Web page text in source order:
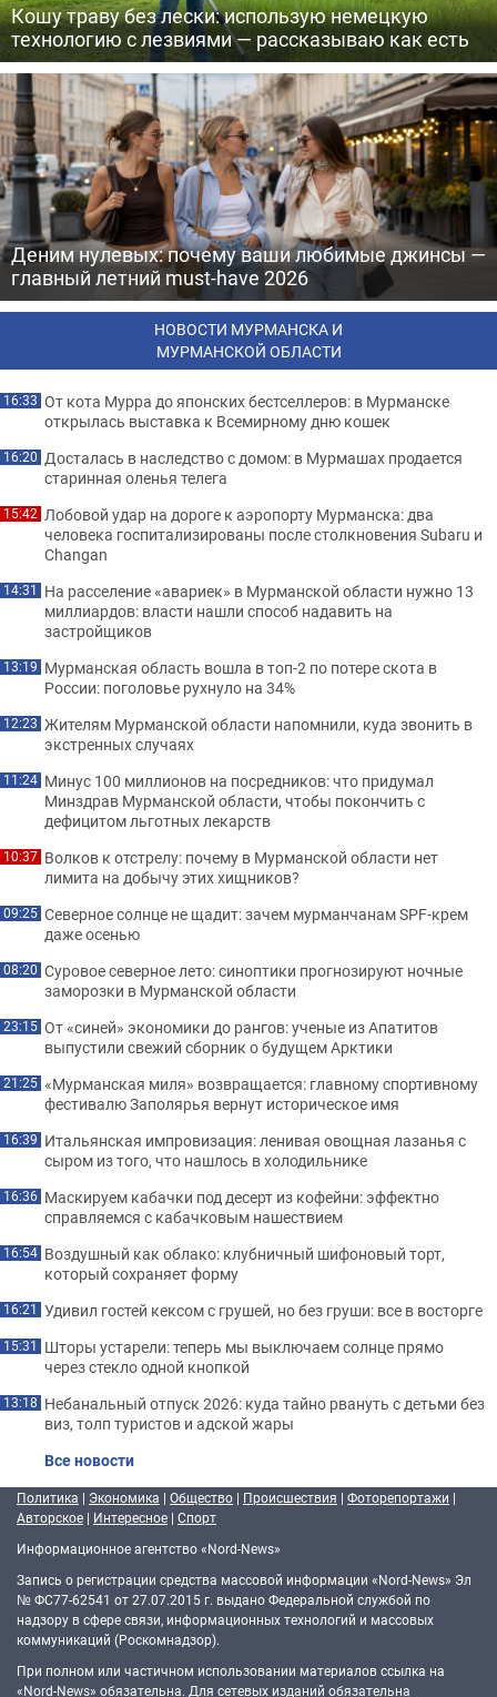
Кошу траву без лески: использую немецкую
технологию с лезвиями — рассказываю как есть
Деним нулевых: почему ваши любимые джинсы —
главный летний must-have 2026
НОВОСТИ МУРМАНСКА И
МУРМАНСКОЙ ОБЛАСТИ
16:33 От кота Мурра до японских бестселлеров: в Мурманске
открылась выставка к Всемирному дню кошек
16:20 Досталась в наследство с домом: в Мурмашах продается
старинная оленья телега
15:42 Лобовой удар на дороге к аэропорту Мурманска: два
человека госпитализированы после столкновения Subaru и
Changan
14:31 На расселение «авариек» в Мурманской области нужно 13
миллиардов: власти нашли способ надавить на
застройщиков
13:19 Мурманская область вошла в топ-2 по потере скота в
России: поголовье рухнуло на 34%
12:23 Жителям Мурманской области напомнили, куда звонить в
экстренных случаях
11:24 Минус 100 миллионов на посредников: что придумал
Минздрав Мурманской области, чтобы покончить с
дефицитом льготных лекарств
10:37 Волков к отстрелу: почему в Мурманской области нет
лимита на добычу этих хищников?
09:25 Северное солнце не щадит: зачем мурманчанам SPF-крем
даже осенью
08:20 Суровое северное лето: синоптики прогнозируют ночные
заморозки в Мурманской области
23:15 От «синей» экономики до рангов: ученые из Апатитов
выпустили свежий сборник о будущем Арктики
21:25 «Мурманская миля» возвращается: главному спортивному
фестивалю Заполярья вернут историческое имя
16:39 Итальянская импровизация: ленивая овощная лазанья с
сыром из того, что нашлось в холодильнике
16:36 Маскируем кабачки под десерт из кофейни: эффектно
справляемся с кабачковым нашествием
16:54 Воздушный как облако: клубничный шифоновый торт,
который сохраняет форму
16:21 Удивил гостей кексом с грушей, но без груши: все в восторге
15:31 Шторы устарели: теперь мы выключаем солнце прямо
через стекло одной кнопкой
13:18 Небанальный отпуск 2026: куда тайно рвануть с детьми без
виз, толп туристов и адской жары
Все новости
Политика | Экономика | Общество | Происшествия | Фоторепортажи |
Авторское | Интересное | Спорт
Информационное агентство «Nord-News»
Запись о регистрации средства массовой информации «Nord-News» Эл
№ ФС77-62541 от 27.07.2015 г. выдано Федеральной службой по
надзору в сфере связи, информационных технологий и массовых
коммуникаций (Роскомнадзор).
При полном или частичном использовании материалов ссылка на
«Nord-News» обязательна. Для сетевых изданий обязательна